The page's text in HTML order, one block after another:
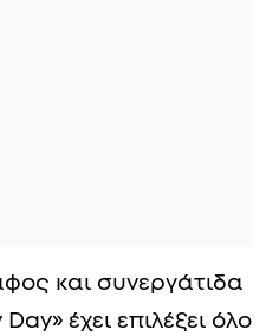
και συνεργάτιδα
έχει επιλέξει όλο